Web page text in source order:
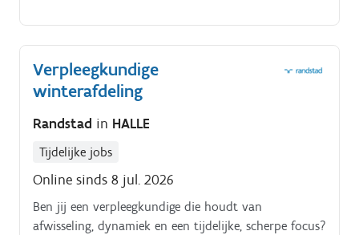
Verpleegkundige
winterafdeling
Randstad in HALLE
Tijdelijke jobs
Online sinds 8 jul. 2026
Ben jij een verpleegkundige die houdt van
afwisseling, dynamiek en een tijdelijke, scherpe focus?